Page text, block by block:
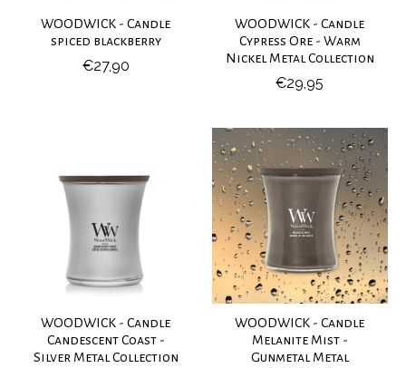
WOODWICK - Candle
spiced blackberry
€27,90
WOODWICK - Candle
Cypress Ore - Warm
Nickel Metal Collection
€29,95
WOODWICK - Candle
Candescent Coast -
Silver Metal Collection
WOODWICK - Candle
Melanite Mist -
Gunmetal Metal